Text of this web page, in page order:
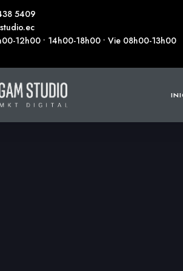
5409
12h00 • 14h00-18h00 • Vie 08h00-13h00